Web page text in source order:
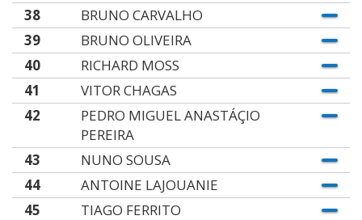
38
BRUNO CARVALHO
39
BRUNO OLIVEIRA
40
RICHARD MOSS
41
VITOR CHAGAS
42
PEDRO MIGUEL ANASTÁÇIO
PEREIRA
43
NUNO SOUSA
44
ANTOINE LAJOUANIE
45
TIAGO FERRITO